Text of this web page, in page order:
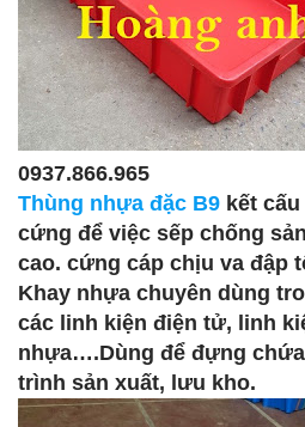
0937.866.965
Thùng nhựa đặc B9 kết
cứng để việc sếp chống
cao. cứng cáp chịu va đập
Khay nhựa chuyên dùng
các linh kiện điện tử, linh
nhựa….Dùng để đựng
trình sản xuất, lưu kho.